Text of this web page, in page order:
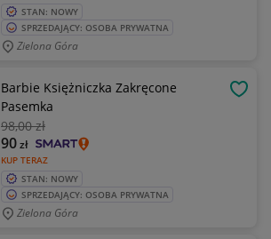
STAN: NOWY
SPRZEDAJĄCY: OSOBA PRYWATNA
Zielona Góra
Barbie Księżniczka Zakręcone
Pasemka
98,00 zł
KUP TERAZ
90zł
STAN: NOWY
SPRZEDAJĄCY: OSOBA PRYWATNA
Zielona Góra